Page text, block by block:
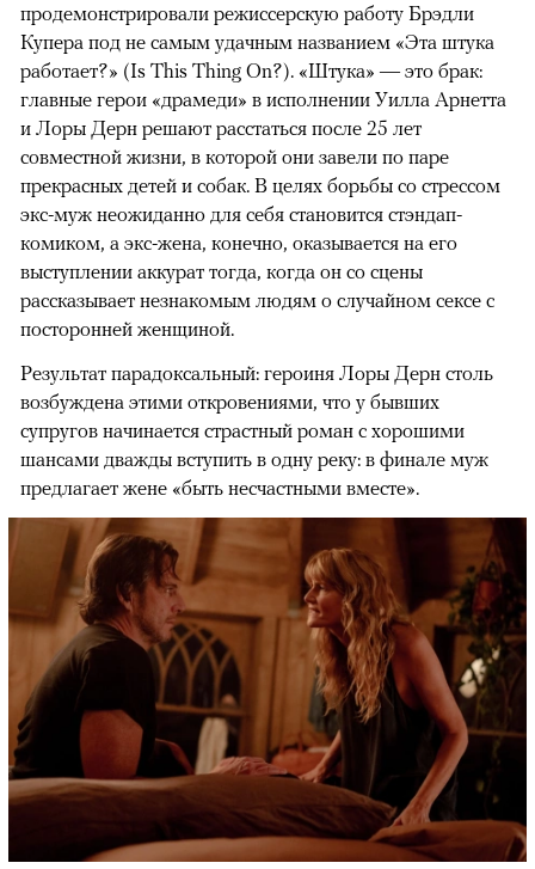
продемонстрировали режиссерскую работу Брэдли
Купера под не самым удачным названием «Эта штука
работает?» (Is This Thing On?). «Штука» — это брак:
главные герои «драмеди» в исполнении Уилла Арнетта
и Лоры Дерн решают расстаться после 25 лет
совместной жизни, в которой они завели по паре
прекрасных детей и собак. В целях борьбы со стрессом
экс-муж неожиданно для себя становится стэндап-
комиком, а экс-жена, конечно, оказывается на его
выступлении аккурат тогда, когда он со сцены
рассказывает незнакомым людям о случайном сексе с
посторонней женщиной.
Результат парадоксальный: героиня Лоры Дерн столь
возбуждена этими откровениями, что у бывших
супругов начинается страстный роман с хорошими
шансами дважды вступить в одну реку: в финале муж
предлагает жене «быть несчастными вместе».